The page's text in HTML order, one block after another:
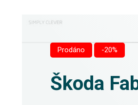
Prodáno -20%
Škoda